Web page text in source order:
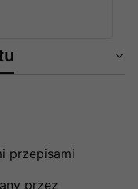
przepisami
przez